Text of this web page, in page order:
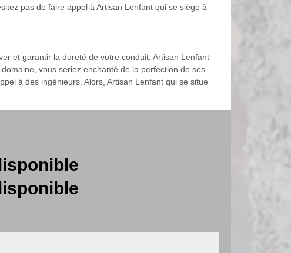
pas de faire appel à Artisan Lenfant qui se siège à
et garantir la dureté de votre conduit. Artisan Lenfant
vous seriez enchanté de la perfection de ses
à des ingénieurs. Alors, Artisan Lenfant qui se situe